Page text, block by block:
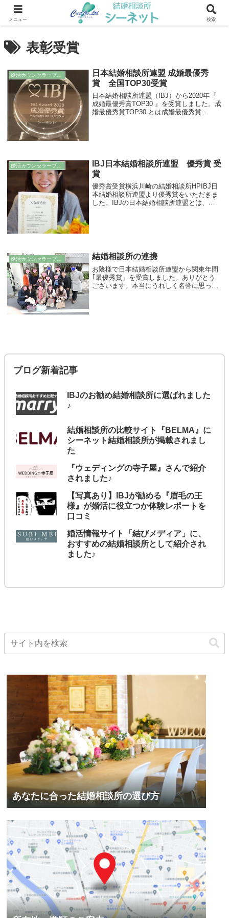
川崎・武蔵小杉エリアの結婚相談所 ｜ シーネット結婚相談所
表彰受賞
婚活カウンセラーブログ
日本結婚相談所連盟 成婚最優秀
賞 全国TOP30受賞
日本結婚相談所連盟（IBJ）から2020年『
成婚最優秀賞TOP30 』を受賞しました。成
婚最優秀賞TOP30 とは成婚最優秀賞
婚活カウンセラーブログ
IBJ日本結婚相談所連盟 優秀賞 受
賞
優秀賞受賞横浜川崎の結婚相談所HPIBJ日
本結婚相談所連盟より優秀賞をいただきま
した。IBJの日本結婚相談所連盟とは、全
婚活カウンセラーブログ 結婚相談所の連携
お陰様で日本結婚相談所連盟から関東年間
｢最優秀賞」を受賞しました。ありがとう
ございます。本当にうれしく名誉に思って
ブログ新着記事
IBJのお勧め結婚相談所に選ばれました
♪
結婚相談所の比較サイト『BELMA』に
シーネット結婚相談所が掲載されまし
た
『ウェディングの寺子屋』さんで紹介
されました♪
【写真あり】IBJが勧める『眉毛の王
様』が婚活に役立つか体験レポートを
口コミ
婚活情報サイト「結びメディア」に、
おすすめの結婚相談所として紹介され
ました♪
あなたに合った結婚相談所の選び方
メニュー 検索